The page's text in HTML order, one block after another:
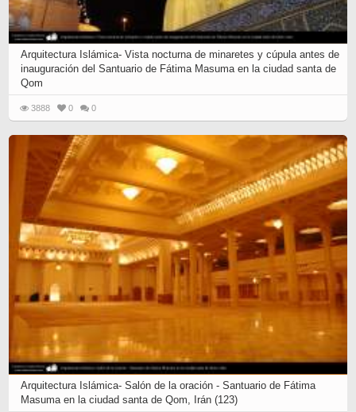
Arquitectura Islámica- Vista nocturna de minaretes y cúpula antes de
inauguración del Santuario de Fátima Masuma en la ciudad santa de
Qom
3888 0 0
Arquitectura Islámica- Salón de la oración - Santuario de Fátima
Masuma en la ciudad santa de Qom, Irán (123)